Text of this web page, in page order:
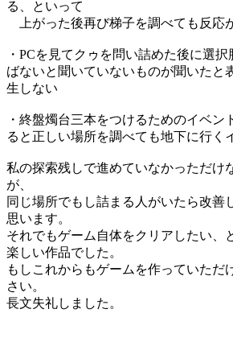
る、といって
上がった後再び梯子を調べても反応
・PCを見てクゥを問い詰めた後に選
ばないと聞いていないものが聞いたと
生しない
・終盤燭台三本をつけるためのイベン
ると正しい場所を調べても地下に行く
私の探索残しで進めていなかっただけ
が、
同じ場所でもし詰まる人がいたら改善
思います。
それでもゲーム自体をクリアしたい、
楽しい作品でした。
もしこれからもゲームを作っていただ
さい。
長文失礼しました。